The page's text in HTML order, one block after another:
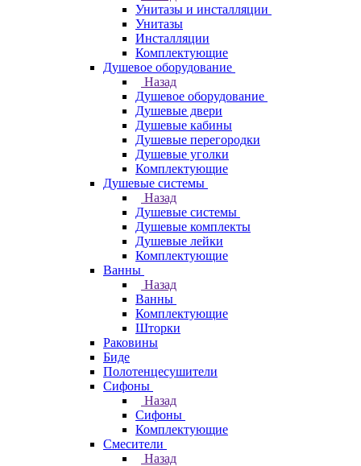
Унитазы и инсталляции
Унитазы
Инсталляции
Комплектующие
Душевое оборудование
Назад
Душевое оборудование
Душевые двери
Душевые кабины
Душевые перегородки
Душевые уголки
Комплектующие
Душевые системы
Назад
Душевые системы
Душевые комплекты
Душевые лейки
Комплектующие
Ванны
Назад
Ванны
Комплектующие
Шторки
Раковины
Биде
Полотенцесушители
Сифоны
Назад
Сифоны
Комплектующие
Смесители
Назад